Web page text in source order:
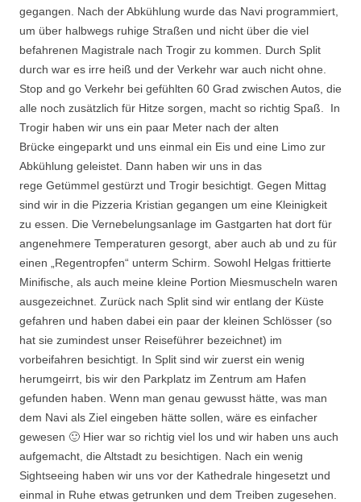
gegangen. Nach der Abkühlung wurde das Navi programmiert,
um über halbwegs ruhige Straßen und nicht über die viel
befahrenen Magistrale nach Trogir zu kommen. Durch Split
durch war es irre heiß und der Verkehr war auch nicht ohne.
Stop and go Verkehr bei gefühlten 60 Grad zwischen Autos, die
alle noch zusätzlich für Hitze sorgen, macht so richtig Spaß. In
Trogir haben wir uns ein paar Meter nach der alten
Brücke eingeparkt und uns einmal ein Eis und eine Limo zur
Abkühlung geleistet. Dann haben wir uns in das
rege Getümmel gestürzt und Trogir besichtigt. Gegen Mittag
sind wir in die Pizzeria Kristian gegangen um eine Kleinigkeit
zu essen. Die Vernebelungsanlage im Gastgarten hat dort für
angenehmere Temperaturen gesorgt, aber auch ab und zu für
einen „Regentropfen“ unterm Schirm. Sowohl Helgas frittierte
Minifische, als auch meine kleine Portion Miesmuscheln waren
ausgezeichnet. Zurück nach Split sind wir entlang der Küste
gefahren und haben dabei ein paar der kleinen Schlösser (so
hat sie zumindest unser Reiseführer bezeichnet) im
vorbeifahren besichtigt. In Split sind wir zuerst ein wenig
herumgeirrt, bis wir den Parkplatz im Zentrum am Hafen
gefunden haben. Wenn man genau gewusst hätte, was man
dem Navi als Ziel eingeben hätte sollen, wäre es einfacher
gewesen 🙂 Hier war so richtig viel los und wir haben uns auch
aufgemacht, die Altstadt zu besichtigen. Nach ein wenig
Sightseeing haben wir uns vor der Kathedrale hingesetzt und
einmal in Ruhe etwas getrunken und dem Treiben zugesehen.